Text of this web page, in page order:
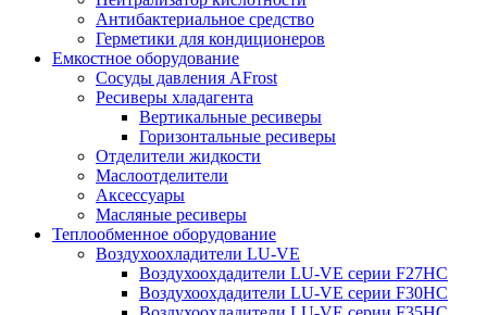
Антибактериальное средство
Герметики для кондиционеров
Емкостное оборудование
Сосуды давления AFrost
Ресиверы хладагента
Вертикальные ресиверы
Горизонтальные ресиверы
Отделители жидкости
Маслоотделители
Аксессуары
Масляные ресиверы
Теплообменное оборудование
Воздухоохладители LU-VE
Воздухоохдадители LU-VE серии F27HC
Воздухоохдадители LU-VE серии F30HC